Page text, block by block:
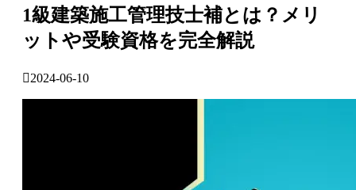
1級建築施工管理技士補とは？メリ
ットや受験資格を完全解説
2024-06-10